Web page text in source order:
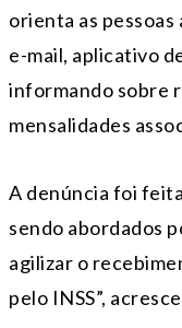
orienta as pessoas
e-mail, aplicativo
informando sobre
mensalidades
A denúncia foi
sendo abordados
agilizar o
pelo INSS”,